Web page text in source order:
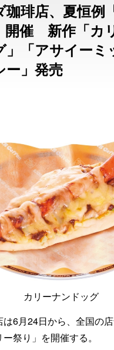
珈琲店、夏恒例
開催 新作「カ
」「アサイーミ
ー」発売
カリーナンドッグ
は6月24日から、全国の
祭り」を開催する。